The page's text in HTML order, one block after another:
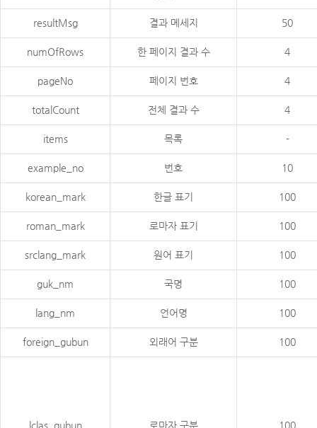
resultMsg 결과 메세지 50
numOfRows 한 페이지 결과 수 4
pageNo 페이지 번호 4
totalCount 전체 결과 수 4
items 목록 -
example_no 번호 10
korean_mark 한글 표기 100
roman_mark 로마자 표기 100
srclang_mark 원어 표기 100
guk_nm 국명 100
lang_nm 언어명 100
foreign_gubun 외래어 구분 100
lclas_gubun 로마자 구분 100